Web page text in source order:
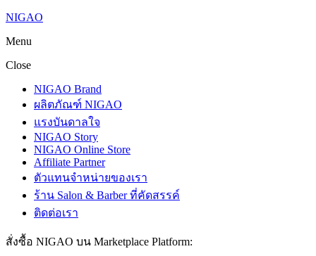
NIGAO
Menu
Close
NIGAO Brand
ผลิตภัณฑ์ NIGAO
แรงบันดาลใจ
NIGAO Story
NIGAO Online Store
Affiliate Partner
ตัวแทนจำหน่ายของเรา
ร้าน Salon & Barber ที่คัดสรรค์
ติดต่อเรา
สั่งซื้อ NIGAO บน Marketplace Platform: